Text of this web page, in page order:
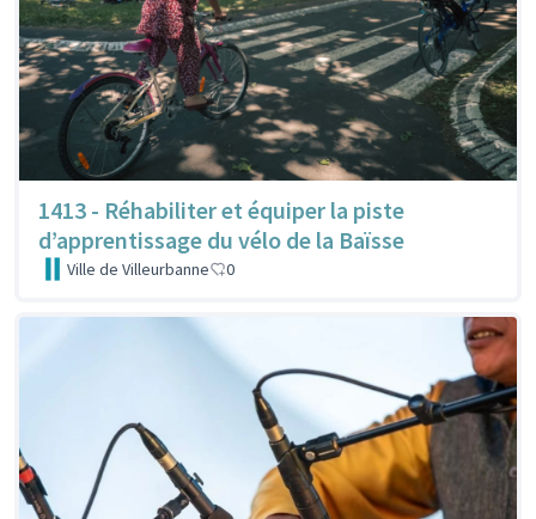
1413 - Réhabiliter et équiper la piste
d’apprentissage du vélo de la Baïsse
Ville de Villeurbanne 0